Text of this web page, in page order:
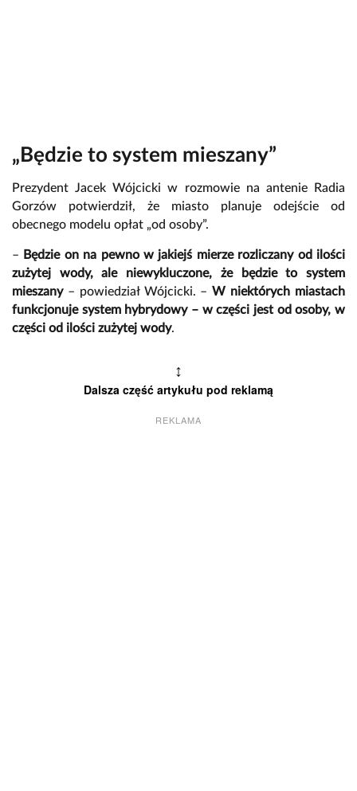
„Będzie to system mieszany”
Prezydent Jacek Wójcicki w rozmowie na antenie Radia
Gorzów potwierdził, że miasto planuje odejście od
obecnego modelu opłat „od osoby”.
– Będzie on na pewno w jakiejś mierze rozliczany od ilości
zużytej wody, ale niewykluczone, że będzie to system
mieszany– powiedział Wójcicki. –W niektórych miastach
funkcjonuje system hybrydowy – w części jest od osoby, w
części od ilości zużytej wody.
↕
Dalsza część artykułu pod reklamą
REKLAMA